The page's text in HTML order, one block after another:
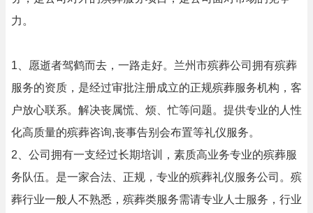
力。
1、愿逝者驾鹤而去，一路走好。兰州市殡葬公司拥有殡葬
服务的资质，是经过审批注册成立的正规殡葬服务机构，客
户放心联系。解决丧属慌、烦、忙等问题。提供专业的人性
化高质量的殡葬咨询,丧事告别会布置等礼仪服务。
2、公司拥有一支经过长期培训，素质高业务专业的殡葬服
务队伍。是一家合法、正规，专业的殡葬礼仪服务公司。殡
葬行业一般人不熟悉，殡葬类服务需请专业人士服务，行业